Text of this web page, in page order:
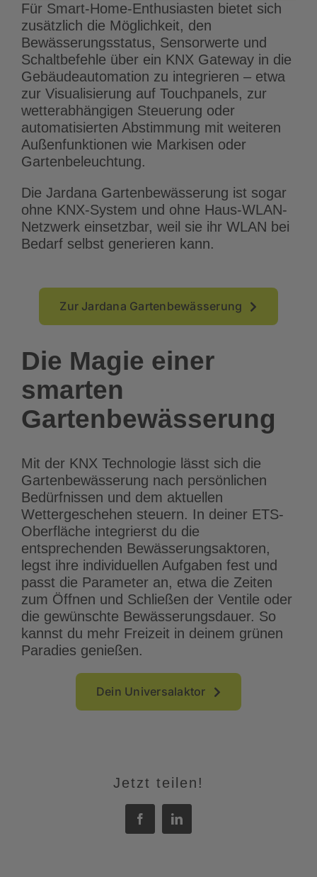
Für Smart-Home-Enthusiasten bietet sich
zusätzlich die Möglichkeit, den
Bewässerungsstatus, Sensorwerte und
Schaltbefehle über ein KNX Gateway in die
Gebäudeautomation zu integrieren – etwa
zur Visualisierung auf Touchpanels, zur
wetterabhängigen Steuerung oder
automatisierten Abstimmung mit weiteren
Außenfunktionen wie Markisen oder
Gartenbeleuchtung.
Die Jardana Gartenbewässerung ist sogar
ohne KNX-System und ohne Haus-WLAN-
Netzwerk einsetzbar, weil sie ihr WLAN bei
Bedarf selbst generieren kann.
Zur Jardana Gartenbewässerung
Die Magie einer
smarten
Gartenbewässerung
Mit der KNX Technologie lässt sich die
Gartenbewässerung nach persönlichen
Bedürfnissen und dem aktuellen
Wettergeschehen steuern. In deiner ETS-
Oberfläche integrierst du die
entsprechenden Bewässerungsaktoren,
legst ihre individuellen Aufgaben fest und
passt die Parameter an, etwa die Zeiten
zum Öffnen und Schließen der Ventile oder
die gewünschte Bewässerungsdauer. So
kannst du mehr Freizeit in deinem grünen
Paradies genießen.
Dein Universalaktor
Jetzt teilen!
FacebookLinkedIn